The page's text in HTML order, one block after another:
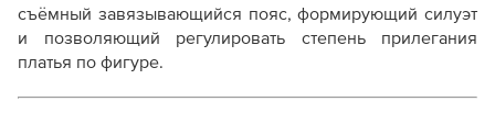
съёмный завязывающийся пояс, формирующий силуэт
и позволяющий регулировать степень прилегания
платья по фигуре.